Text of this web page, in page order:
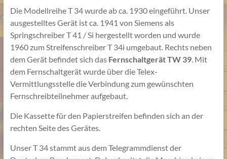
Die Modellreihe T 34 wurde ab ca. 1930 eingeführt. Unser
ausgestelltes Gerät ist ca. 1941 von Siemens als
Springschreiber T 41 / Si hergestellt worden und wurde
1960 zum Streifenschreiber T 34i umgebaut. Rechts neben
dem Gerät befindet sich das Fernschaltgerät TW 39. Mit
dem Fernschaltgerät wurde über die Telex-
Vermittlungsstelle die Verbindung zum gewünschten
Fernschreibteilnehmer aufgebaut.
Die Kassette für den Papierstreifen befinden sich an der
rechten Seite des Gerätes.
Unser T 34 stammt aus dem Telegrammdienst der